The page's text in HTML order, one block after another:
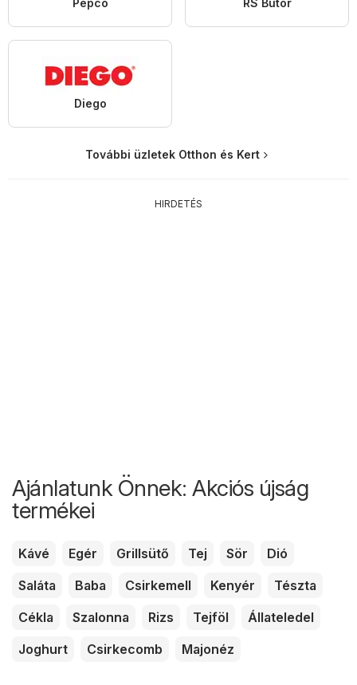
Pepco RS Bútor
Diego
További üzletek Otthon és Kert
HIRDETÉS
Ajánlatunk Önnek: Akciós újság
termékei
Kávé Egér Grillsütő Tej Sör
Dió
Saláta
Baba Csirkemell Kenyér
Tészta
Cékla
Szalonna Rizs Tejföl
Állateledel
Joghurt
Csirkecomb Majonéz